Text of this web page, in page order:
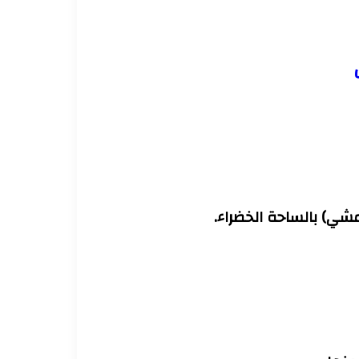
بالساحة الخضراء.